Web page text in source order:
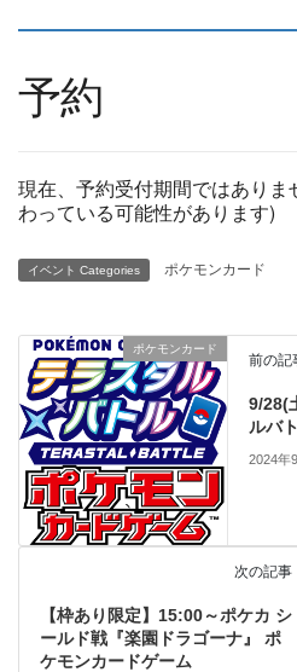
予約
現在、予約受付期間ではあり
わっている可能性があります)
イベント Categories ポケモンカード
ポケモンカード
前の記
9/28(
ルバ
2024年
次の記事
【枠あり限定】15:00～ポケカ シ
ールド戦『楽園ドラゴーナ』 ポ
ケモンカードゲーム